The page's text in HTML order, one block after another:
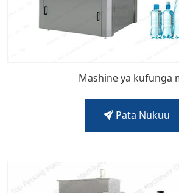
Mashine ya kufunga
Pata Nukuu